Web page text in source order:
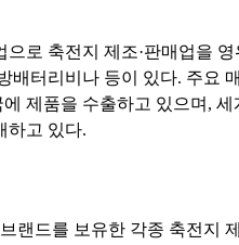
으로 축전지 제조·판매업을
배터리비나 등이 있다. 주요
제품을 수출하고 있으며,
하고 있다.
랜드를 보유한 각종 축전지